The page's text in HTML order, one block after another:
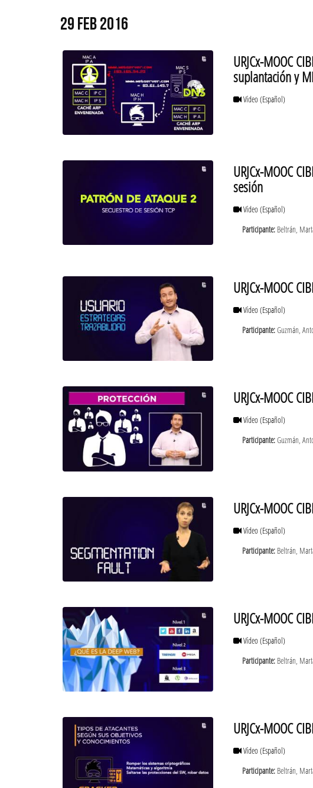
29 FEB 2016
URJCx-MOOC
suplantación y
Vídeo(Español)
URJCx-MOOC
sesión
Vídeo(Español)
Participante:Beltrán,
URJCx-MOOC
Vídeo(Español)
Participante:Guzmán,
URJCx-MOOC
Vídeo(Español)
Participante:Guzmán,
URJCx-MOOC
Vídeo(Español)
Participante:Beltrán,
URJCx-MOOC
Vídeo(Español)
Participante:Beltrán,
URJCx-MOOC
Vídeo(Español)
Participante:Beltrán,